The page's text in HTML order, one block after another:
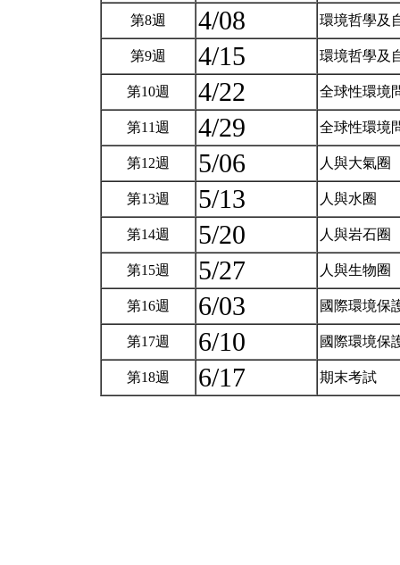
第8週 4/08 環境哲學及
第9週 4/15 環境哲學及
第10週 4/22 全球性環境
第11週 4/29 全球性環境
第12週 5/06 人與大氣圈
第13週 5/13 人與水圈
第14週 5/20 人與岩石圈
第15週 5/27 人與生物圈
第16週 6/03 國際環境保
第17週 6/10 國際環境保
第18週 6/17 期末考試